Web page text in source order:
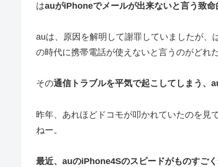
はauがiPhoneでメールが出来ないと言う致命
auは、原因を解明して謝罪していましたが、
の時代に携帯電話が使えないと言うのがどれ
その通信トラブルを平気で起こしてしまう、
昨年、あれほどドコモが叩かれていたのを見
ねー。
最近、auのiPhone4Sのスピードがものすご